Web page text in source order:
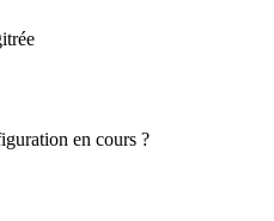
en cours ?